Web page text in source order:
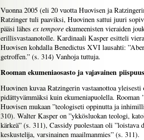
Vuonna 2005 (eli 20 vuotta Huovisen ja
Ratzinger tuli paaviksi, Huovinen sattui juuri
pääsi lähes ex tempore ekumeenisten vieraiden
erillisvastaanotolle. Kardinaali Kasper esitteli
Huovisen kohdalla Benedictus XVI lausahti:
getroffen.” (s. 314) Vanhoja tuttuja.
Rooman ekumeniaosasto ja vajavainen piispuus
Huovinen kuvaa Ratzingerin vastaanottoa
pidättyvämmäksi kuin ekumeniapuolella. Rooman
Huovisen mukaan ”teologiseti oppinutta ja
310). Walter Kasper on ”ykkösluokan teologi,
kärkeä” (s. 311), Cassidy puolestaan oli ”loistava
keskustelija, varsinainen maailmanmies” (s. 311).